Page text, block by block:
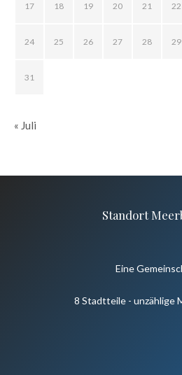
17 18 19 20 21 22
24 25 26 27 28 29
31
« Juli
Standort
Eine
8 Stadtteile - unzählige